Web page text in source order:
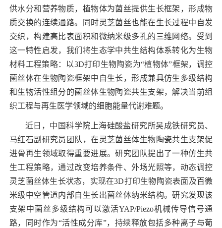
供水分和营养物质，植物体为菌丝提供生长框架，形成物
质交换的连续通路。同时灵芝菌丝也能在生长过程中自发
交织，构建高比表面积和微纳米级多孔的三维网络。受到
这一特性启发，我们将生态学中共生结构体系转化为生物
材料工程策略：以3D打印生物陶瓷为“植物体”框架，调控
菌丝体在生物陶瓷框架中自生长，形成兼具仿生多级结构
和生物活性组分的菌丝体生物陶瓷共生支架，解决当前组
织工程与再生医学领域的细胞能量代谢难题。
近日，中国科学院上海硅酸盐研究所吴成铁研究员、
马红石副研究员团队，在灵芝菌丝体生物陶瓷共生支架促
进骨再生领域取得重要进展。研究团队提出了一种仿生共
生工程策略，通过改变培养条件、外场光照等，动态调控
灵芝菌丝体生长状态，实现在3D打印生物陶瓷表面及百微
米级中空管道内部自生长出菌丝体纳米结构。研究发现该
支架中菌丝多级结构可以激活YAP/Piezo机械传导信号通
路，同时作为“活性成分库”，持续释放包括多种离子与葡